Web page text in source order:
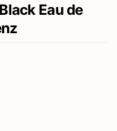
Eau de